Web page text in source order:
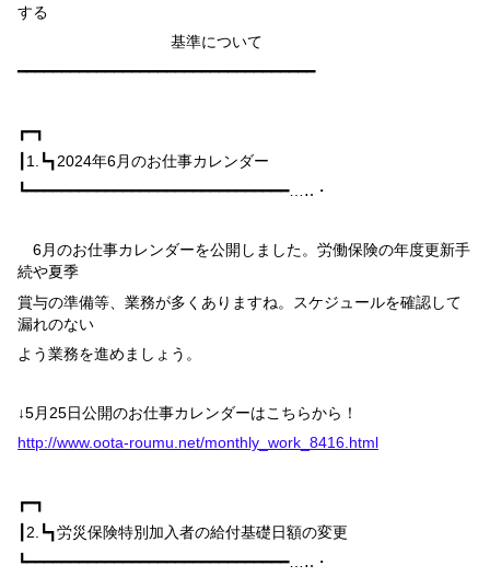
する
基準について
━━━━━━━━━━━━━━━━━━━━━━━━━━━━━━━━━━
┏━┓
1. ┗┓2024年6月のお仕事カレンダー
┗━━━━━━━━━━━━━━━━━━━━━━━━━━━━━━…‥・
6月のお仕事カレンダーを公開しました。労働保険の年度更新手
続や夏季
賞与の準備等、業務が多くありますね。スケジュールを確認して
漏れのない
よう業務を進めましょう。
↓5月 25日公開のお仕事カレンダーはこちらから！
http://www.oota-roumu.net/monthly_work_8416.html
┏━┓
2. ┗┓労災保険特別加入者の給付基礎日額の変更
┗━━━━━━━━━━━━━━━━━━━━━━━━━━━━━━…‥・